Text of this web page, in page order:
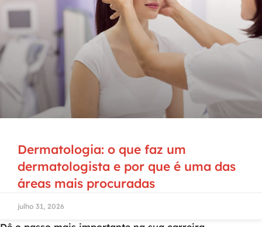
Dermatologia: o que faz um
dermatologista e por que é uma das
áreas mais procuradas
julho 31, 2026